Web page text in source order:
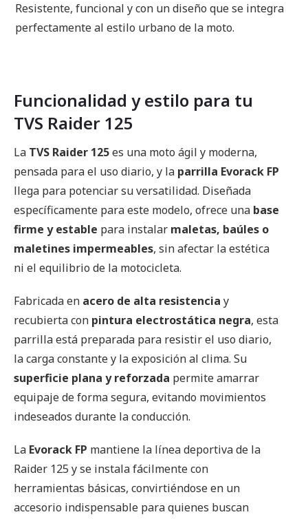
Resistente, funcional y con un diseño que se integra
perfectamente al estilo urbano de la moto.
Funcionalidad y estilo para tu
TVS Raider 125
La TVS Raider 125es una moto ágil y moderna,
pensada para el uso diario, y la parrilla Evorack FP
llega para potenciar su versatilidad. Diseñada
específicamente para este modelo, ofrece una base
firme y estable para instalar maletas, baúles o
maletines impermeables, sin afectar la estética
ni el equilibrio de la motocicleta.
Fabricada en acero de alta resistencia y
recubierta con pintura electrostática negra, esta
parrilla está preparada para resistir el uso diario,
la carga constante y la exposición al clima. Su
superficie plana y reforzada permite amarrar
equipaje de forma segura, evitando movimientos
indeseados durante la conducción.
La Evorack FP mantiene la línea deportiva de la
Raider 125 y se instala fácilmente con
herramientas básicas, convirtiéndose en un
accesorio indispensable para quienes buscan